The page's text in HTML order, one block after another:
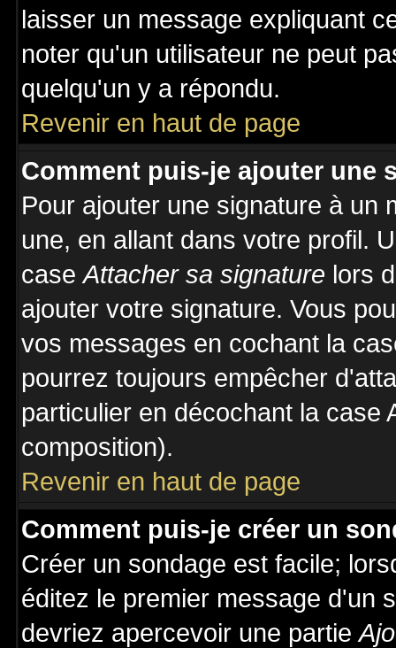
laisser un message expliquant
noter qu'un utilisateur ne peut
quelqu'un y a répondu.
Revenir en haut de page
Comment puis-je ajouter une
Pour ajouter une signature à un
une, en allant dans votre profil.
caseAttacher sa signature lors
ajouter votre signature. Vous
vos messages en cochant la
pourrez toujours empêcher
particulier en décochant la case
composition).
Revenir en haut de page
Comment puis-je créer un
Créer un sondage est facile;
éditez le premier message d'un
devriez apercevoir une partie